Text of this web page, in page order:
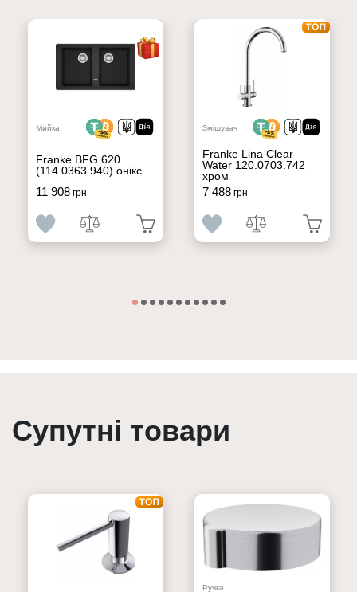
Мийка
Franke BFG 620
(114.0363.940) онікс
11 908грн
Змішувач
Franke Lina Clear
Water 120.0703.742
хром
7 488грн
Супутні товари
Ручка